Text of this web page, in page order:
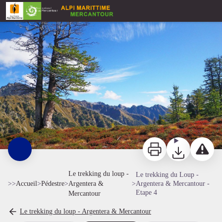
Le trekking du Loup - Argentera & Mercantour - Etape 4
ImprimerTéléchargerSignaler
>>Accueil>Pédestre>
Le trekking du loup -
Argentera &
Mercantour
>
Le trekking du Loup -
Argentera & Mercantour -
Etape 4
Le trekking du loup - Argentera & Mercantour